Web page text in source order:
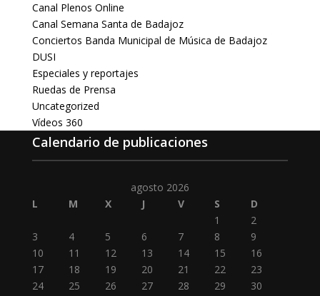
Canal Plenos Online
Canal Semana Santa de Badajoz
Conciertos Banda Municipal de Música de Badajoz
DUSI
Especiales y reportajes
Ruedas de Prensa
Uncategorized
Vídeos 360
Calendario de publicaciones
agosto 2026
L
M X J V S
D
1
2
3
4 5 6 7 8
9
10
11 12 13 14 15
16
17
18 19 20 21 22
23
24
25 26 27 28 29
30